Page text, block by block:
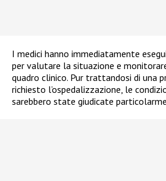
I medici hanno immediatamente
per valutare la situazione e
quadro clinico. Pur trattandosi di una
richiesto l’ospedalizzazione, le
sarebbero state giudicate